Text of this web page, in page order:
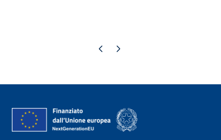
Pagina precedente
Pagina successiva